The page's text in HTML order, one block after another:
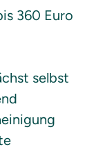
360 Euro
selbst